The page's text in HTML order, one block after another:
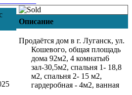
Описание
Продаётся дом в г. Луганск, ул.
Кошевого, общая площадь
дома 92м2, 4 комнаты6
зал-30,5м2, спальня 1- 18,8
м2, спальня 2- 15 м2,
гардеробная - 4м2, ванная